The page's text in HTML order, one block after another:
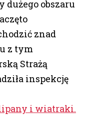
dużego obszaru
znad
z tym
Strażą
inspekcję
i wiatraki.